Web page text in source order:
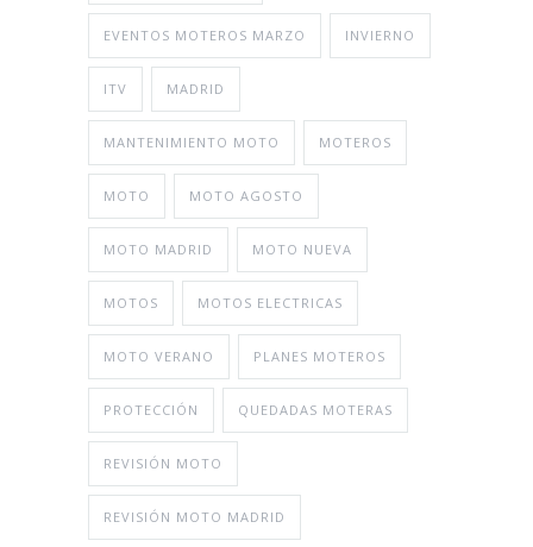
EVENTOS MOTEROS MARZO INVIERNO
ITV MADRID
MANTENIMIENTO MOTO MOTEROS
MOTO MOTO AGOSTO
MOTO MADRID MOTO NUEVA
MOTOS MOTOS ELECTRICAS
MOTO VERANO PLANES MOTEROS
PROTECCIÓN QUEDADAS MOTERAS
REVISIÓN MOTO
REVISIÓN MOTO MADRID